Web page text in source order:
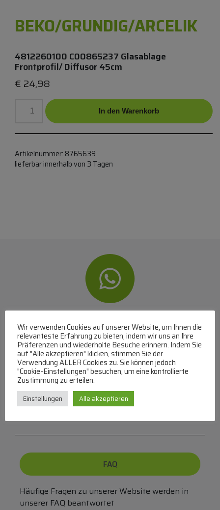
BEKO/GRUNDIG/ARCELIK
4812260100 C00865237 Glasablage
Frontprofil/ Diffusor 45cm
€ 24,98
In den Warenkorb
Artikelnummer: 8765639
lieferbar innerhalb von 3 Tagen
WhatsApp
Mit WhatsApp Kontakt mit dem Service Team
aufnehmen
(MO-DO 8-17, FR 8-15 Uhr,+43 1 267 67 60
Bei uns können Sie bezahlen per:
Überweisung
PayPal
FAQ
Häufige Fragen zu unserer Website werden in
unserer FAQ beantwortet
Wir verwenden Cookies auf unserer Website, um Ihnen die
relevanteste Erfahrung zu bieten, indem wir uns an Ihre
Präferenzen und wiederholte Besuche erinnern. Indem Sie
auf "Alle akzeptieren" klicken, stimmen Sie der
Verwendung ALLER Cookies zu. Sie können jedoch
"Cookie-Einstellungen" besuchen, um eine kontrollierte
Zustimmung zu erteilen.
Einstellungen Alle akzeptieren